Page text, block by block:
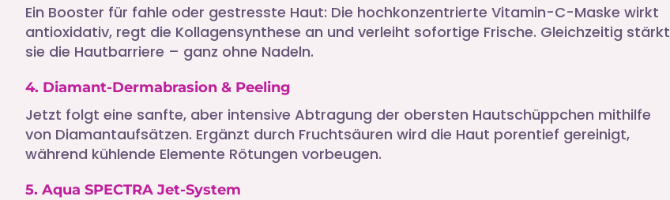
Ein Booster für fahle oder gestresste Haut: Die hochkonzentrierte Vitamin-C-Maske wirkt
antioxidativ, regt die Kollagensynthese an und verleiht sofortige Frische. Gleichzeitig stärkt
sie die Hautbarriere – ganz ohne Nadeln.
4. Diamant-Dermabrasion & Peeling
Jetzt folgt eine sanfte, aber intensive Abtragung der obersten Hautschüppchen mithilfe
von Diamantaufsätzen. Ergänzt durch Fruchtsäuren wird die Haut porentief gereinigt,
während kühlende Elemente Rötungen vorbeugen.
5. Aqua SPECTRA Jet-System